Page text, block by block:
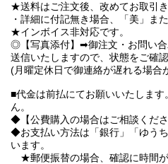
★送料はご注文後、改めてお取引
・詳細に付記無き場合、「美」ま
★インボイス非対応です。
◎【写真添付】➡御注文・お問い
送信いたしますので、状態をご確
(月曜定休日で御連絡が遅れる場合
■代金は前払にてお願いいたしま
ん。
◆【公費購入の場合はご相談くださ
◆お支払い方法は「銀行」「ゆう
います。
★郵便振替の場合、確認に時間